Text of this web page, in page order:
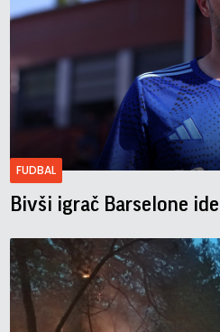
FUDBAL
Bivši igrač Barselone